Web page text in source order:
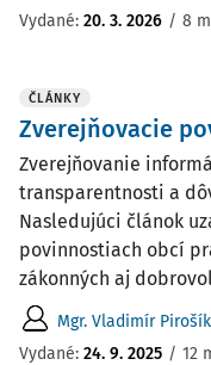
Vydané: 20. 3. 2026 / 8
ČLÁNKY
Zverejňovacie
Zverejňovanie
transparentnosti a
Nasledujúci článok
povinnostiach obcí
zákonných aj
Mgr. Vladimír Pirošík
Vydané: 24. 9. 2025 / 12